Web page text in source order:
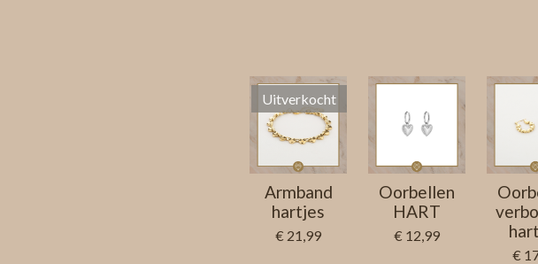
Uitverkocht
Armband
hartjes
€ 21,99
Oorbellen
HART
€ 12,99
€